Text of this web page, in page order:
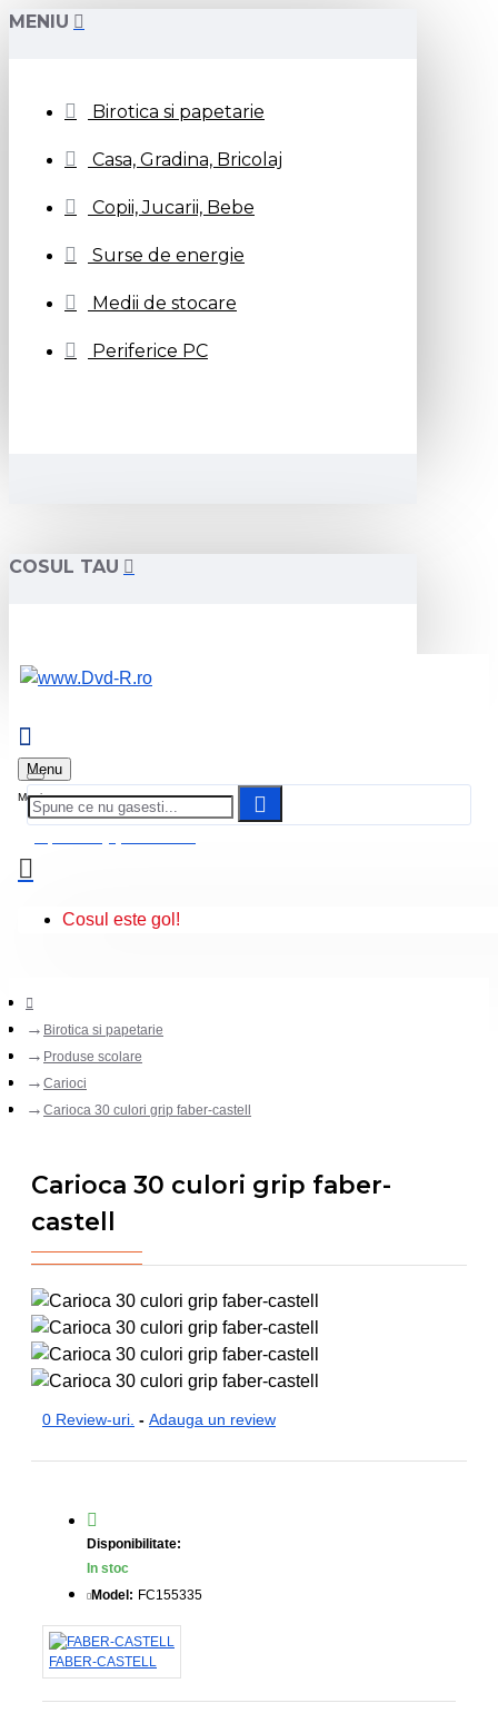
MENIU
Birotica si papetarie
Casa, Gradina, Bricolaj
Copii, Jucarii, Bebe
Surse de energie
Medii de stocare
Periferice PC
COSUL TAU
Menu
Cosul este gol!
Birotica si papetarie
Produse scolare
Carioci
Carioca 30 culori grip faber-castell
Carioca 30 culori grip faber-
castell
0 Review-uri. - Adauga un review
Disponibilitate:
In stoc
Model: FC155335
FABER-CASTELL